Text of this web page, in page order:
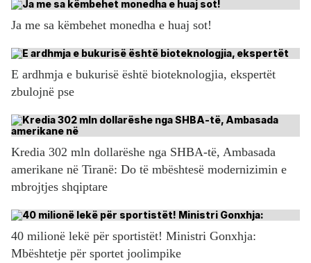
Ja me sa këmbehet monedha e huaj sot!
E ardhmja e bukurisë është bioteknologjia, ekspertët
zbulojnë pse
Kredia 302 mln dollarëshe nga SHBA-të, Ambasada
amerikane në Tiranë: Do të mbështesë modernizimin e
mbrojtjes shqiptare
40 milionë lekë për sportistët! Ministri Gonxhja:
Mbështetje për sportet joolimpike